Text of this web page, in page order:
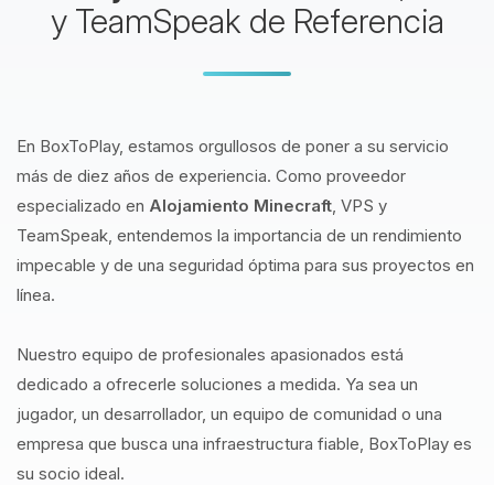
y TeamSpeak de Referencia
En BoxToPlay, estamos orgullosos de poner a su servicio
más de diez años de experiencia. Como proveedor
especializado en Alojamiento Minecraft, VPS y
TeamSpeak, entendemos la importancia de un rendimiento
impecable y de una seguridad óptima para sus proyectos en
línea.
Nuestro equipo de profesionales apasionados está
dedicado a ofrecerle soluciones a medida. Ya sea un
jugador, un desarrollador, un equipo de comunidad o una
empresa que busca una infraestructura fiable, BoxToPlay es
su socio ideal.